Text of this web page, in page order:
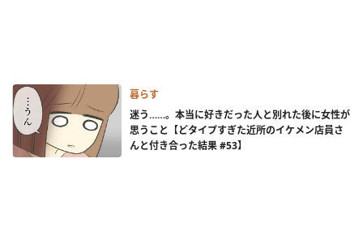
暮らす
迷う……。本当に好きだった人と別れた後に女性が
思うこと【どタイプすぎた近所のイケメン店員さ
んと付き合った結果 #53】